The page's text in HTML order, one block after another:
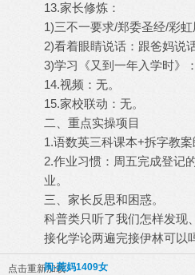
13.家长修炼：
1)三不一要求/郑委圣经/彩虹
2)看着眼睛说话：跟爸妈说
3)学习《又到一年入学时》：
14.视频：无。
15.家校联动：无。
二、重点实操项目
1.语数英三科课本+拆字教
2.作业习惯：周五完成登记
业。
三、家长反思和困惑。
科普类只听了我们怎样发现
接化学论两遍完接伊林可以
点击重新加载闽-菀妈1409女